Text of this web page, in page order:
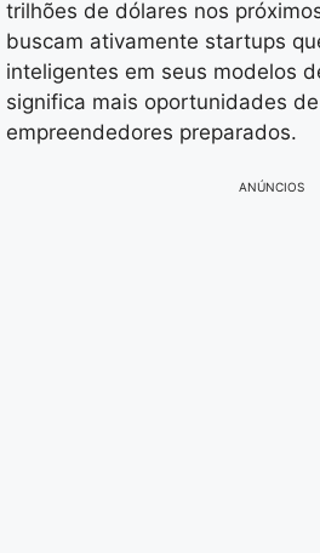
trilhões de dólares nos
buscam ativamente startups
inteligentes em seus modelos
significa mais oportunidades
empreendedores preparados.
ANÚNCIOS